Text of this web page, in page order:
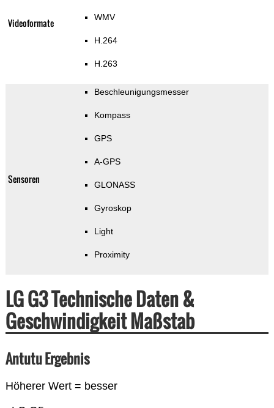
Videoformate WMV
H.264
H.263
Sensoren
Beschleunigungsmesser
Kompass
GPS
A-GPS
GLONASS
Gyroskop
Light
Proximity
LG G3 Technische Daten &
Geschwindigkeit Maßstab
Antutu Ergebnis
Höherer Wert = besser